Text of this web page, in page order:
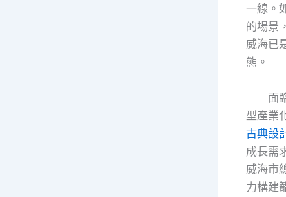
一線。
的場景
威海已
態。
面
型產業
古典設
成長需
威海市
力構建